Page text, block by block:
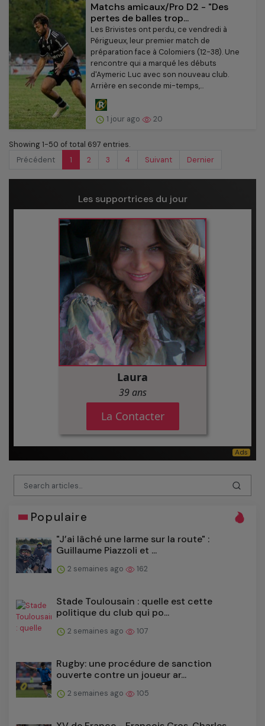
Matchs amicaux/Pro D2 - "Des
pertes de balles trop...
Les Brivistes ont perdu, ce vendredi à
Périgueux, leur premier match de
préparation face à Colomiers (12-38). Une
rencontre qui a marqué les débuts
d'Aymeric Luc avec son nouveau club.
Arrière en seconde mi-temps,...
1 jour ago 20
Showing 1-50 of total 697 entries.
Précédent
1 2 3 4 Suivant Dernier
Les supportrices du jour
Populaire
"J’ai lâché une larme sur la route" :
Guillaume Piazzoli et ...
2 semaines ago 162
Stade Toulousain : quelle est cette
politique du club qui po...
2 semaines ago 107
Rugby: une procédure de sanction
ouverte contre un joueur ar...
2 semaines ago 105